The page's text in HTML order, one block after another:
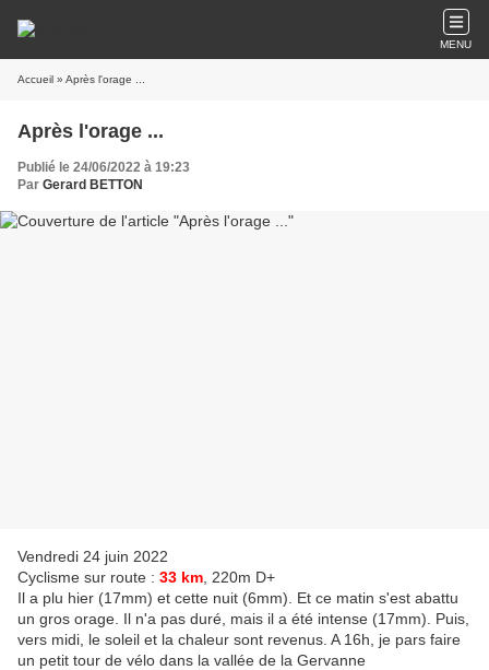
MENU
Accueil » Après l'orage ...
Après l'orage ...
Publié le 24/06/2022 à 19:23
Par Gerard BETTON
Vendredi 24 juin 2022
Cyclisme sur route : 33 km , 220m D+
Il a plu hier (17mm) et cette nuit (6mm). Et ce matin s'est abattu
un gros orage. Il n'a pas duré, mais il a été intense (17mm). Puis,
vers midi, le soleil et la chaleur sont revenus. A 16h, je pars faire
un petit tour de vélo dans la vallée de la Gervanne